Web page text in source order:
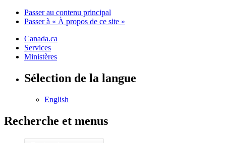
Passer au contenu principal
Passer à « À propos de ce site »
Canada.ca
Services
Ministères
Sélection de la langue
English
Recherche et menus